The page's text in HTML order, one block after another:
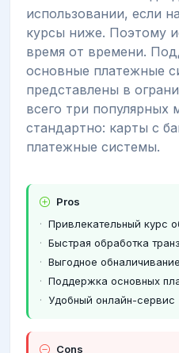
использовании, если
курсы ниже. Поэтому
время от времени.
основные платежные
представлены в
всего три популярных
стандартно: карты с
платежные системы.
Pros
Привлекательный курс
Быстрая обработка
Выгодное
Поддержка основных
Удобный онлайн-сервис
Cons